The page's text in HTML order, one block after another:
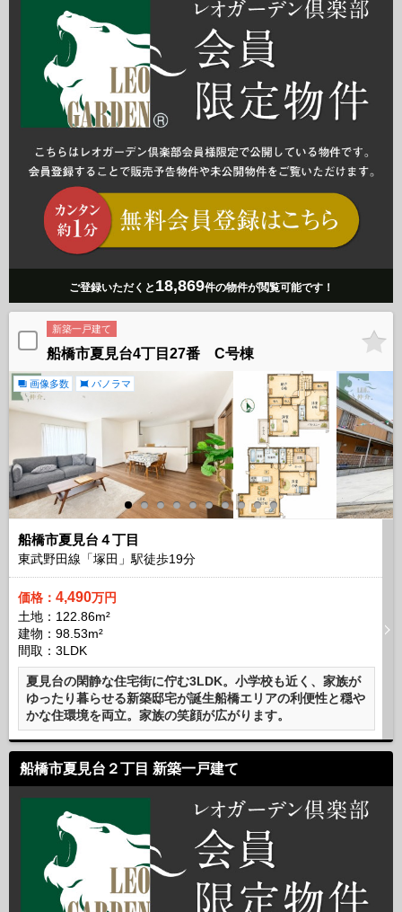
ご登録いただくと 18,869件の物件が閲覧可能です！
新築一戸建て
船橋市夏見台4丁目27番 C号棟
画像多数 パノラマ
船橋市夏見台４丁目
東武野田線「塚田」駅徒歩19分
価格： 4,490万円
土地：122.86m²
建物：98.53m²
間取：3LDK
夏見台の閑静な住宅街に佇む3LDK。小学校も近く、家族が
ゆったり暮らせる新築邸宅が誕生船橋エリアの利便性と穏や
かな住環境を両立。家族の笑顔が広がります。
船橋市夏見台２丁目 新築一戸建て